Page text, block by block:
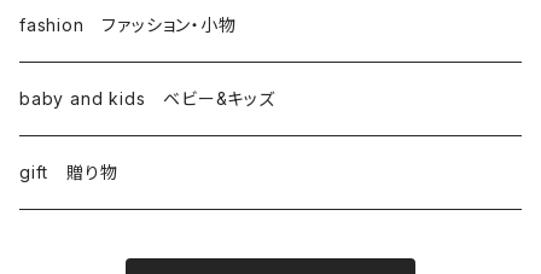
fashion ファッション・小物
baby and kids ベビー&キッズ
gift 贈り物